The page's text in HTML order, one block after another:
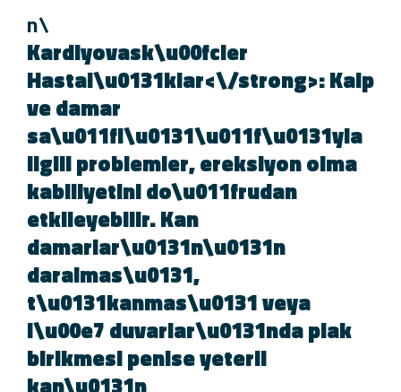
Kardiyovask\u00fcler
Hastal\u0131klar<\/strong>:
ve damar
sa\u011fl\u0131\u011f\u0131yla
ilgili problemler, ereksiyon olma
kabiliyetini do\u011frudan
etkileyebilir. Kan
damarlar\u0131n\u0131n
daralmas\u0131,
t\u0131kanmas\u0131 veya
i\u00e7 duvarlar\u0131nda plak
birikmesi penise yeterli